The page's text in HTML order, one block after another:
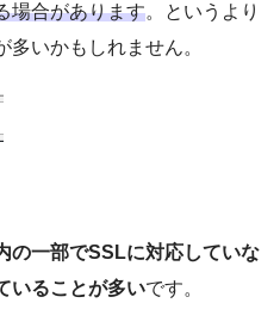
場合があります。というより
いかもしれません。
の一部でSSLに対応していな
いることが多いです。